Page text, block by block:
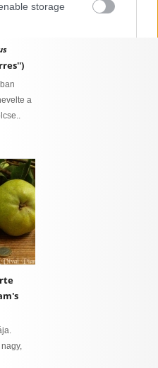
storage
storage
authentication
and other
a